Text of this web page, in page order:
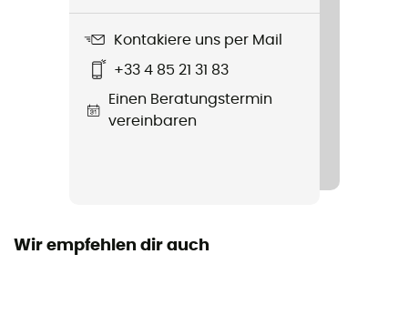
Wasserdichtigkeit
Neutral
Kontakiere uns per Mail
+33 4 85 21 31 83
Einen Beratungstermin
vereinbaren
Wir empfehlen dir auch